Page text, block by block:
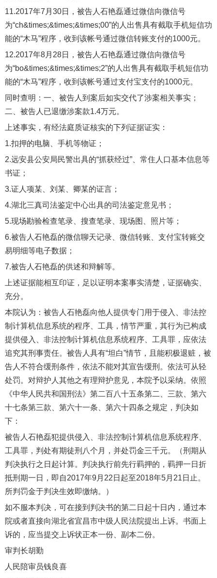
11.2017年7月30日，被告人石艳磊通过微信向微信号
为“ch&times;&times;&times;00”的人出售具有截取手机短信功
能的“木马”程序，收到该帐号通过微信转账支付的1000元。
12.2017年8月28日，被告人石艳磊通过微信向微信号
为“bo&times;&times;&times;2”的人出售具有截取手机短信功
能的“木马”程序，收到该帐号通过支付宝支付的1000元。
同时查明：一、被告人到案后如实交代了涉案相关事实；
二、被告人已退缴涉案款1.4万元。
上述事实，有经法庭质证核实的下列证据证实：
1.扣押的电脑、手机等物证；
2.远安县公安局民警出具的“抓获经过”、常住人口基本信息等
书证；
3.证人项某、刘某、卿某的证言；
4.湖北三真司法鉴定中心出具的司法鉴定意见书；
5.现场勘验检查笔录、搜查笔录、现场图、照片等；
6.被告人石艳磊的微信聊天记录、微信转账、支付宝转账交
易明细等电子数据；
7.被告人石艳磊的供述和辩解等。
上述证据能相互印证，足以证明本案事实清楚，证据确实、
充分。
本院认为：被告人石艳磊向他人提供专门用于侵入、非法控
制计算机信息系统的程序、工具，情节严重，其行为已构成
提供侵入、非法控制计算机信息系统程序、工具罪，应依法
追究其刑事责任。被告人具有“坦白”情节，且能积极退赃，被
告人不符合缓刑条件，依法不能对其宣告缓刑。依法可从轻
处罚。对辩护人其他之有理辩护意见，本院予以采纳。依照
《中华人民共和国刑法》第二百八十五条第二、三款、第六
十七条第三款、第六十一条、第六十四条之规定，判决如
下：
被告人石艳磊犯提供侵入、非法控制计算机信息系统程序、
工具罪，判处有期徒刑八个月，并处罚金三千元。（刑期从
判决执行之日起计算。判决执行前先行羁押的，羁押一日折
抵刑期一日，即自2017年9月22日起至2018年5月21日止。
所判罚金于判决生效即缴纳。）
如不服本判决，可在接到判决书的第二日起十日内，通过本
院或者直接向湖北省宜昌市中级人民法院提出上诉。书面上
诉的，应当提交上诉状正本一份、副本二份。
审判长胡勤
人民陪审员钱良喜